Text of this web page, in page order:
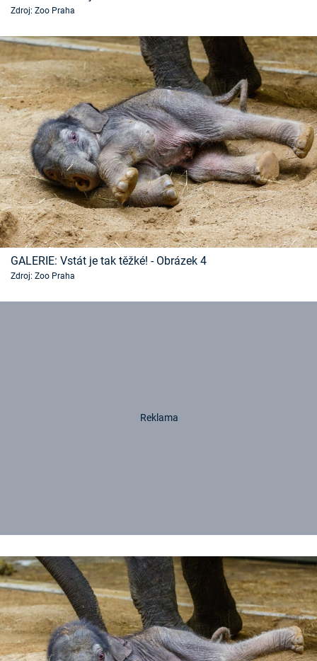
Zdroj: Zoo Praha
GALERIE: Vstát je tak těžké! - Obrázek 4
Zdroj: Zoo Praha